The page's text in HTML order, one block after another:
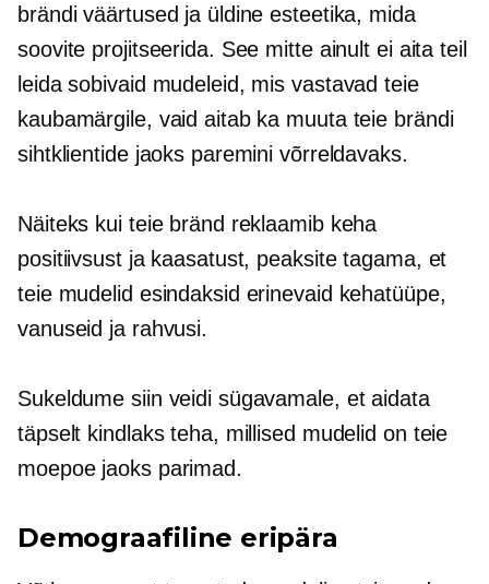
brändi väärtused ja üldine esteetika, mida
soovite projitseerida. See mitte ainult ei aita teil
leida sobivaid mudeleid, mis vastavad teie
kaubamärgile, vaid aitab ka muuta teie brändi
sihtklientide jaoks paremini võrreldavaks.
Näiteks kui teie bränd reklaamib keha
positiivsust ja kaasatust, peaksite tagama, et
teie mudelid esindaksid erinevaid kehatüüpe,
vanuseid ja rahvusi.
Sukeldume siin veidi sügavamale, et aidata
täpselt kindlaks teha, millised mudelid on teie
moepoe jaoks parimad.
Demograafiline eripära